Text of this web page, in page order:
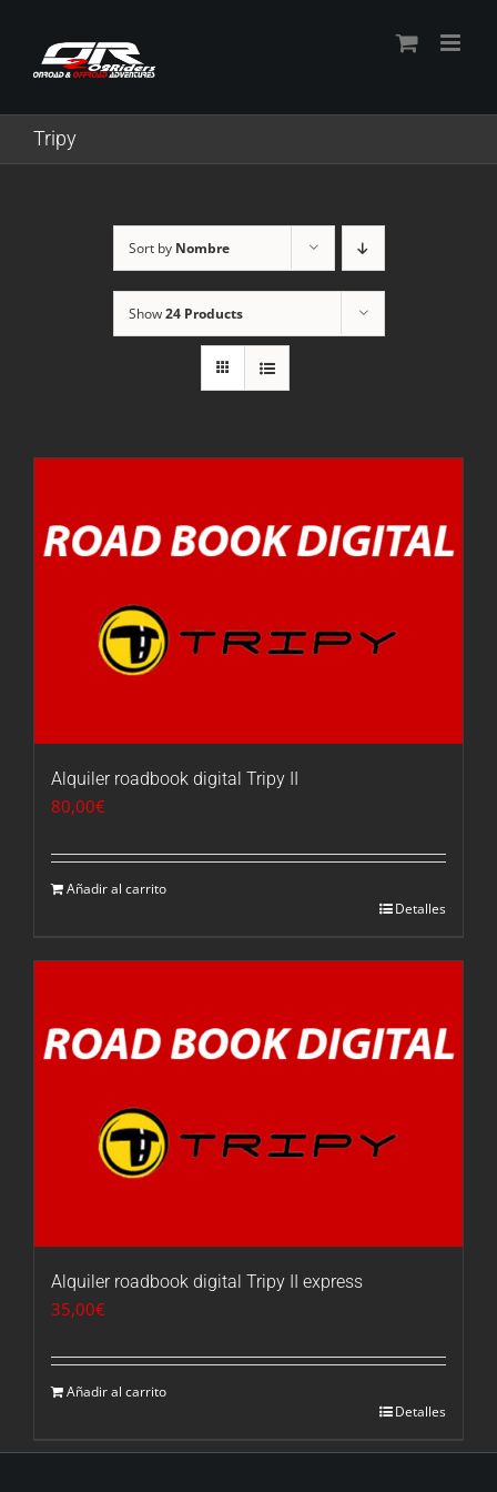
content
Tripy
Sort by Nombre
Show24 Products
Alquiler roadbook digital Tripy II
80,00€
Añadir al carrito
Detalles
Alquiler roadbook digital Tripy II express
35,00€
Añadir al carrito
Detalles